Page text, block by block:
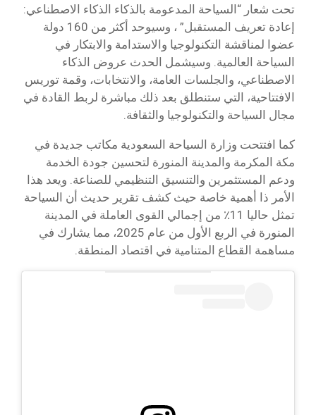
تحت شعار “السياحة المدعومة بالذكاء الذكاء الاصطناعي:
إعادة تعريف المستقبل” ، وسيوحد أكثر من 160 دولة
عضوا لمناقشة التكنولوجيا والاستدامة والابتكار في
السياحة العالمية. وسيشمل الحدث عروض الذكاء
الاصطناعي، والجلسات العامة، والانتخابات، وقمة توريس
الافتتاحية، التي ستنطلق بعد ذلك مباشرة لربط القادة في
مجال السياحة والتكنولوجيا والثقافة.
كما افتتحت وزارة السياحة السعودية مكاتب جديدة في
مكة المكرمة والمدينة المنورة لتحسين جودة الخدمة
ودعم المستثمرين والتنسيق التنظيمي للصناعة. ويعد هذا
الأمر ذا أهمية خاصة حيث كشف تقرير حديث أن السياحة
تمثل حاليا 11٪ من إجمالي القوى العاملة في المدينة
المنورة في الربع الأول من عام 2025، مما يشارك في
مساهمة القطاع المتنامية في اقتصاد المنطقة.